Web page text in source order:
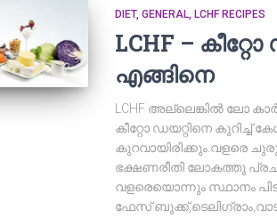
DIET GENERAL LCHF RECIPES
LCHF –
എങ്ങിനെ
LCHF അല്ലെങ്കിൽ ലോ
കീറ്റോ ഡയറ്റിനെ കുറിച്ച്
കുറവായിരിക്കും.വളരെ
ഭക്ഷണരീതി ലോകത്തു
വളരെയൊന്നും സ്ഥാനം
ഫേസ്